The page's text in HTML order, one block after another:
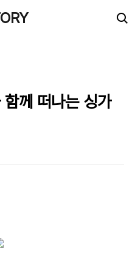
께 떠나는 싱가